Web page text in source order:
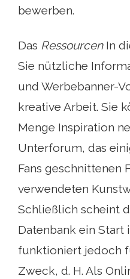
bewerben.
Das RessourcenIn
Sie nützliche
und Werbebanner-
kreative Arbeit. Sie
Menge Inspiration
Unterforum, das
Fans geschnittenen
verwendeten
Schließlich scheint
Datenbank ein Start
funktioniert jedoch
Zweck, d. H. Als